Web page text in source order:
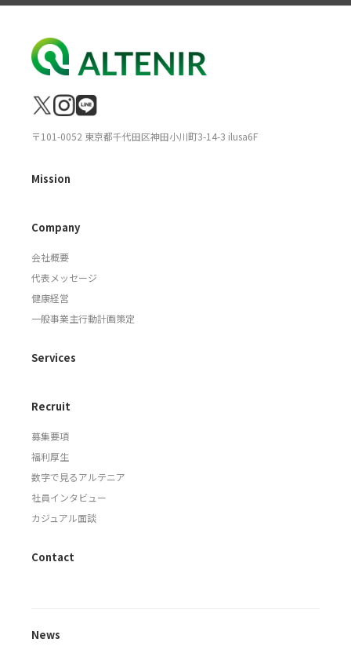
〒101-0052 東京都千代田区神田小川町3-14-3 ilusa6F
Mission
Company
会社概要
代表メッセージ
健康経営
一般事業主行動計画策定
Services
Recruit
募集要項
福利厚生
数字で見るアルテニア
社員インタビュー
カジュアル面談
Contact
News